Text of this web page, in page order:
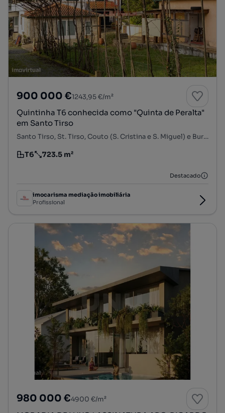
900 000 €1243,95 €/m²
Quintinha T6 conhecida como "Quinta de Peralta"
em Santo Tirso
Santo Tirso, St. Tirso, Couto (S. Cristina e S. Miguel) e Burgães, Santo Tirso, Porto
Tipologia
T6
Preço por metro quadrado
723.5 m²
Destacado
imocarisma mediação imobiliária
Profissional
980 000 €4900 €/m²